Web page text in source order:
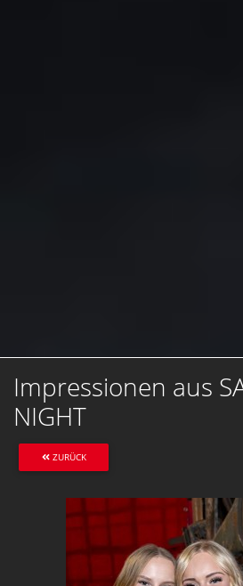
Impressionen aus
NIGHT
ZURÜCK